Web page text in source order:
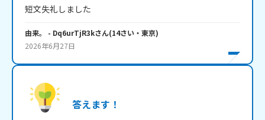
短文失礼しました
由来。 - Dq6urTjR3kさん(14さい・ 東京)
2026年6月27日
答えます！